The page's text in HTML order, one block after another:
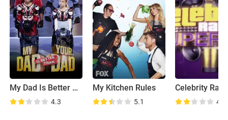
My Dad Is Better Than Your Dad
4.3
My Kitchen Rules
5.1 4.4